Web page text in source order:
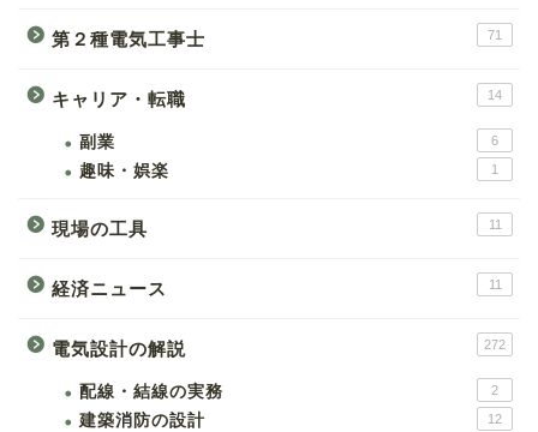
第２種電気工事士 71
キャリア・転職 14
副業 6
趣味・娯楽 1
現場の工具 11
経済ニュース 11
電気設計の解説 272
配線・結線の実務 2
建築消防の設計 12